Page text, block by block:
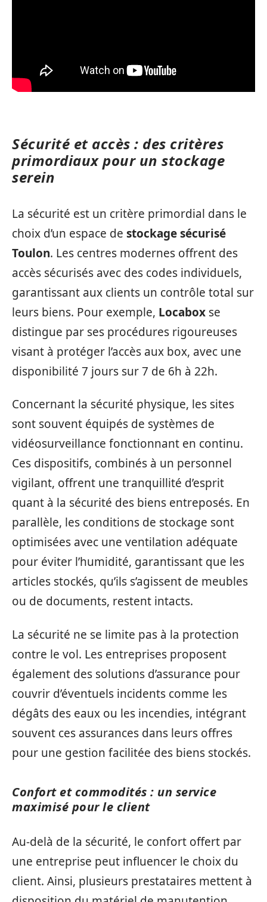
Sécurité et accès : des critères
primordiaux pour un stockage
serein
La sécurité est un critère primordial dans le
choix d’un espace de stockage sécurisé
Toulon. Les centres modernes offrent des
accès sécurisés avec des codes individuels,
garantissant aux clients un contrôle total sur
leurs biens. Pour exemple, Locabox se
distingue par ses procédures rigoureuses
visant à protéger l’accès aux box, avec une
disponibilité 7 jours sur 7 de 6h à 22h.
Concernant la sécurité physique, les sites
sont souvent équipés de systèmes de
vidéosurveillance fonctionnant en continu.
Ces dispositifs, combinés à un personnel
vigilant, offrent une tranquillité d’esprit
quant à la sécurité des biens entreposés. En
parallèle, les conditions de stockage sont
optimisées avec une ventilation adéquate
pour éviter l’humidité, garantissant que les
articles stockés, qu’ils s’agissent de meubles
ou de documents, restent intacts.
La sécurité ne se limite pas à la protection
contre le vol. Les entreprises proposent
également des solutions d’assurance pour
couvrir d’éventuels incidents comme les
dégâts des eaux ou les incendies, intégrant
souvent ces assurances dans leurs offres
pour une gestion facilitée des biens stockés.
Confort et commodités : un service
maximisé pour le client
Au-delà de la sécurité, le confort offert par
une entreprise peut influencer le choix du
client. Ainsi, plusieurs prestataires mettent à